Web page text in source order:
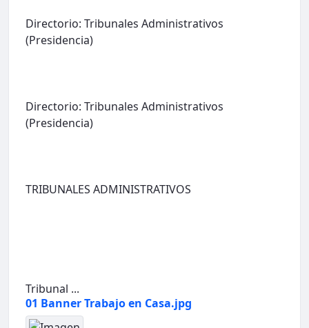
Directorio: Tribunales Administrativos
(Presidencia)
Directorio: Tribunales Administrativos
(Presidencia)
TRIBUNALES ADMINISTRATIVOS
Tribunal ...
01 Banner Trabajo en Casa.jpg